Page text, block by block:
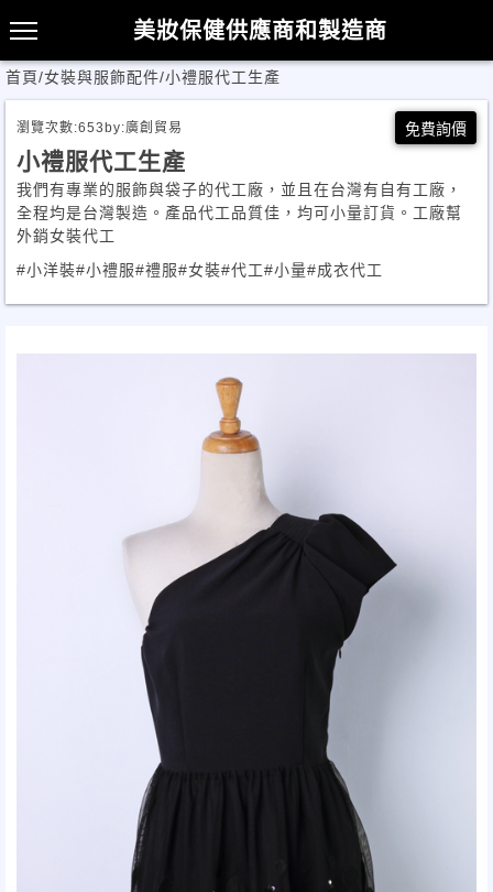
美妝保健供應商和製造商
首頁/女裝與服飾配件/小禮服代工生產
瀏覽次數:653 by:廣創貿易 免費詢價
小禮服代工生產
我們有專業的服飾與袋子的代工廠，並且在台灣有自有工廠，
全程均是台灣製造。產品代工品質佳，均可小量訂貨。工廠幫
外銷女裝代工
#小洋裝#小禮服#禮服#女裝#代工#小量#成衣代工